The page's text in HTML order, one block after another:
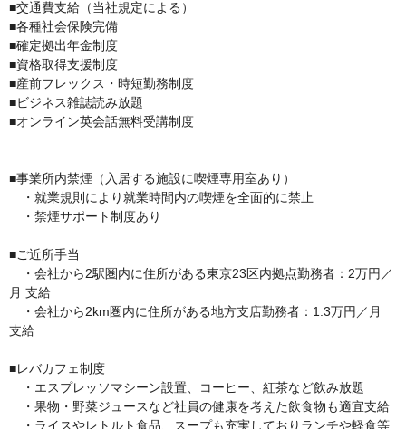
■交通費支給（当社規定による）
■各種社会保険完備
■確定拠出年金制度
■資格取得支援制度
■産前フレックス・時短勤務制度
■ビジネス雑誌読み放題
■オンライン英会話無料受講制度
■事業所内禁煙（入居する施設に喫煙専用室あり）
・就業規則により就業時間内の喫煙を全面的に禁止
・禁煙サポート制度あり
■ご近所手当
・会社から2駅圏内に住所がある東京23区内拠点勤務者：2万円／
月 支給
・会社から2km圏内に住所がある地方支店勤務者：1.3万円／月
支給
■レバカフェ制度
・エスプレッソマシーン設置、コーヒー、紅茶など飲み放題
・果物・野菜ジュースなど社員の健康を考えた飲食物も適宜支給
・ライスやレトルト食品、スープも充実しておりランチや軽食等